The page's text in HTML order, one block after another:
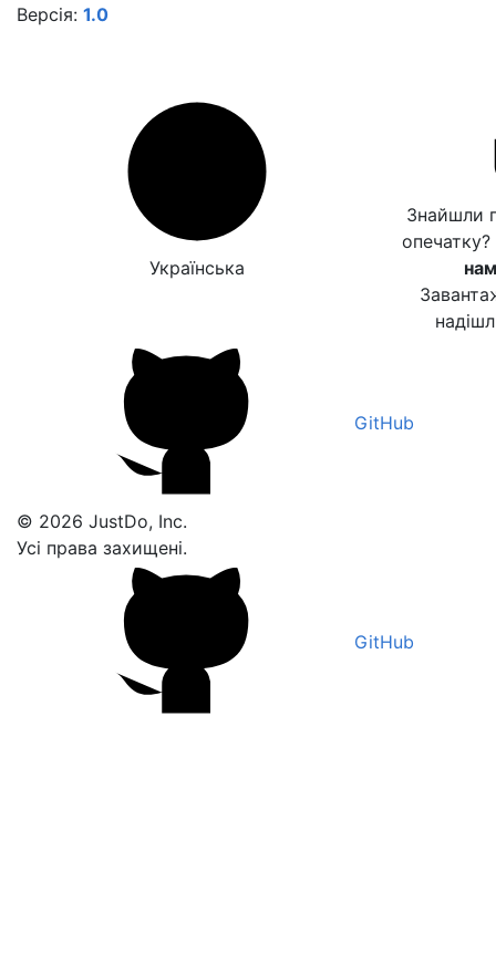
Версія: 1.0
Українська
Знайшли
опечатку?
GitHub
© 2026 JustDo, Inc.
Усі права захищені.
GitHub